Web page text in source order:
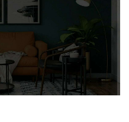
rumah anda sekarang!